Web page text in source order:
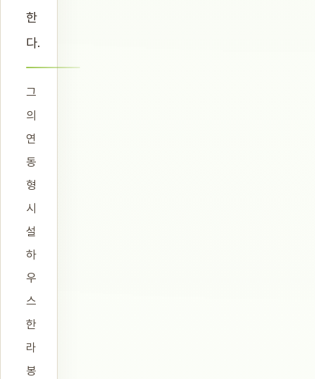
한
다.
그
의
연
동
형
시
설
하
우
스
한
라
봉